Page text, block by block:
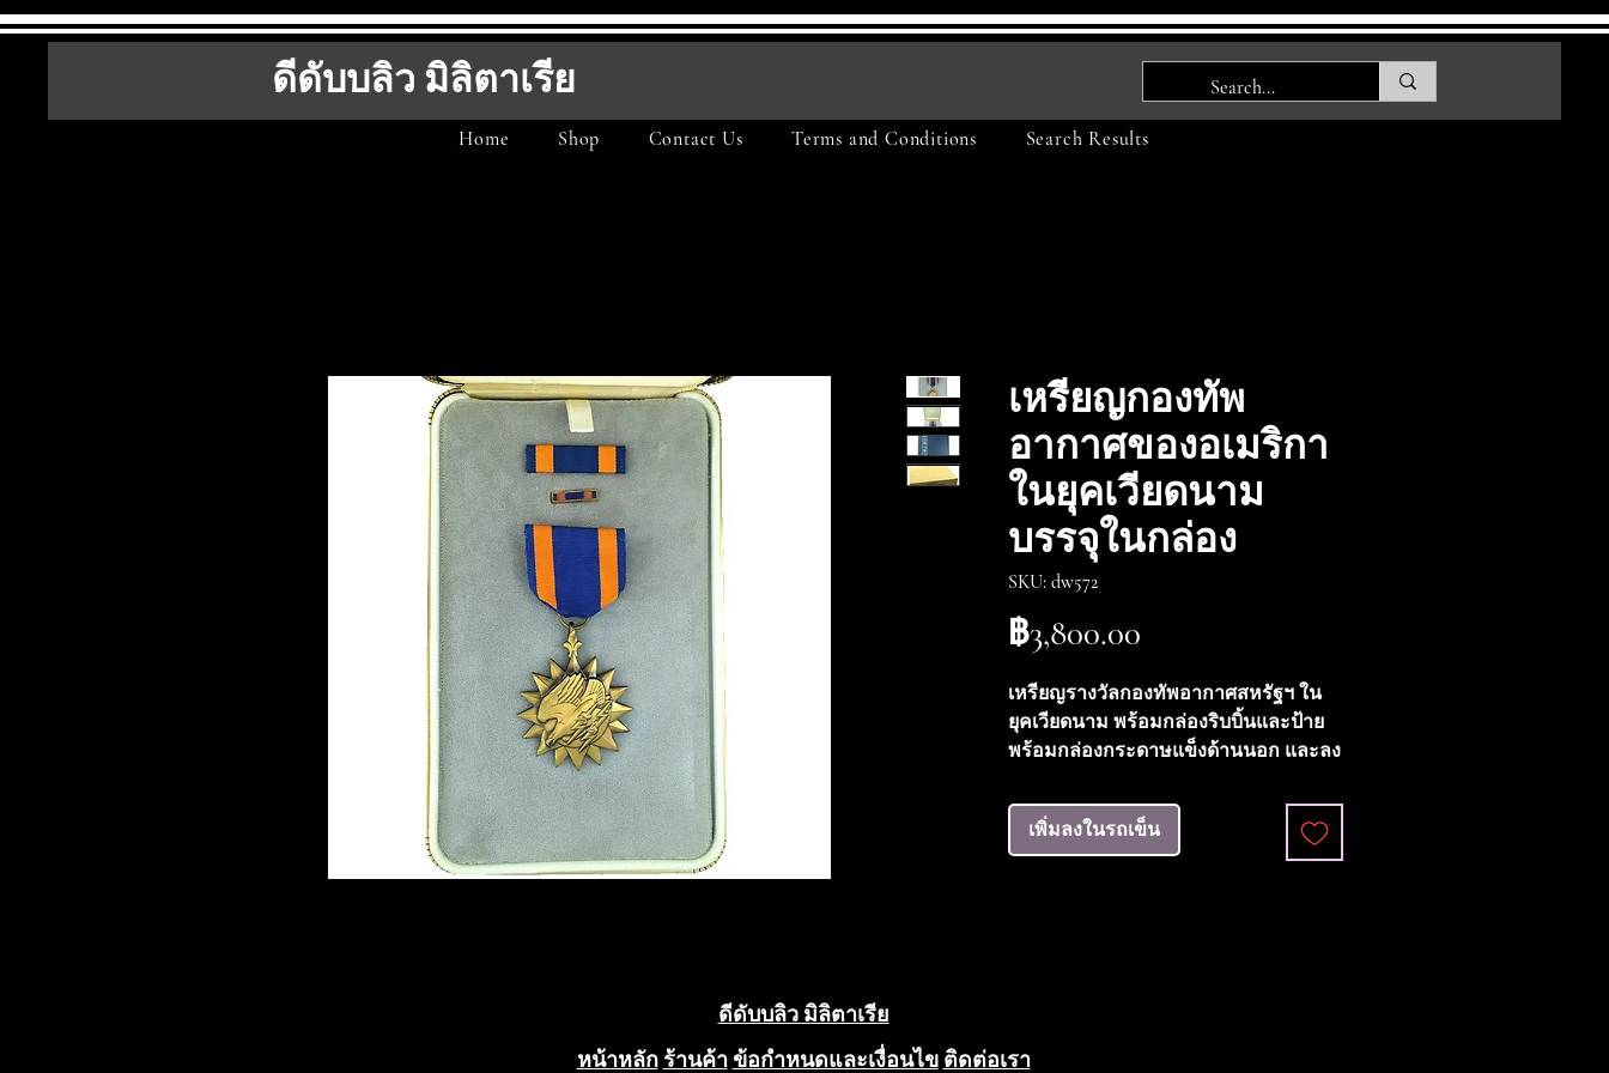
ดีดับบลิว มิลิตาเรีย
Home Shop Contact Us Terms and Conditions Search Results
เหรียญกองทัพ
อากาศของอเมริกา
ในยุคเวียดนาม
บรรจุในกล่อง
SKU: dw572
฿3,800.00
เหรียญรางวัลกองทัพอากาศสหรัฐฯ ใน
ยุคเวียดนาม พร้อมกล่องริบบิ้นและป้าย
พร้อมกล่องกระดาษแข็งด้านนอก และลง
เหรียญเกียรติยศทางอากาศ (AM) เป็น
เครื่องหมายเกียรติยศทางทหารของกอง
ทัพสหรัฐอเมริกา ก่อตั้งขึ้นในปี 1942 และ
เพิ่มลงในรถเข็น
ดีดับบลิว มิลิตาเรีย
หน้าหลัก ร้านค้า ข้อกำหนดและเงื่อนไข ติดต่อเรา